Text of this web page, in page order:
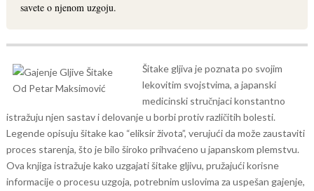
savete o njenom uzgoju.
Šitake gljiva je poznata po svojim
lekovitim svojstvima, a japanski
medicinski stručnjaci konstantno
istražuju njen sastav i delovanje u borbi protiv različitih bolesti.
Legende opisuju šitake kao “eliksir života”, verujući da može zaustaviti
proces starenja, što je bilo široko prihvaćeno u japanskom plemstvu.
Ova knjiga istražuje kako uzgajati šitake gljivu, pružajući korisne
informacije o procesu uzgoja, potrebnim uslovima za uspešan gajenje,